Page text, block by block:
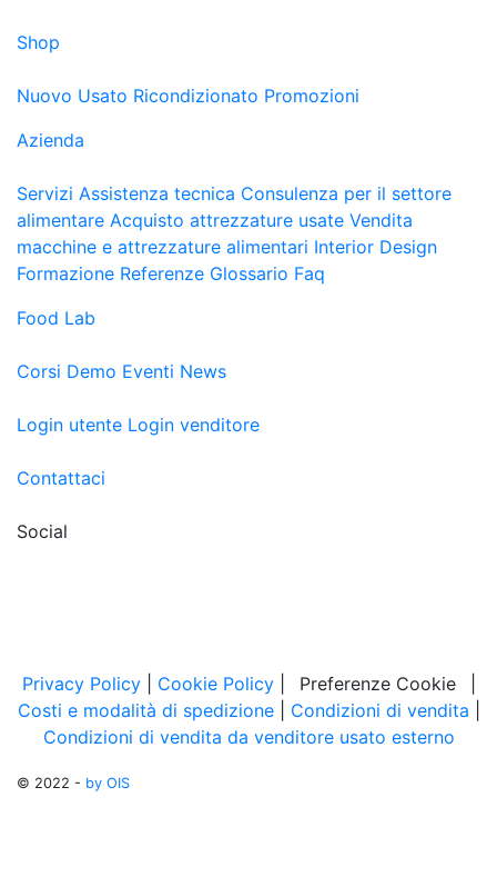
Shop
Nuovo Usato Ricondizionato Promozioni
Azienda
Servizi Assistenza tecnica Consulenza per il settore
alimentare Acquisto attrezzature usate Vendita
macchine e attrezzature alimentari Interior Design
Formazione Referenze Glossario Faq
Food Lab
Corsi Demo Eventi News
Login utente Login venditore
Contattaci
Social
Privacy Policy| Cookie Policy| Preferenze Cookie
Costi e modalità di spedizione| Condizioni di vendita
Condizioni di vendita da venditore usato esterno
© 2022 - by OIS